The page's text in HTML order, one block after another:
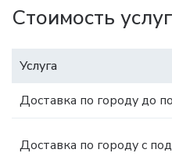
Стоимость услуг
Услуга
Доставка по городу до
Доставка по городу с